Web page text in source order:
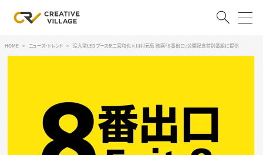
クリエイター求人を探す
HOME ニュース・トレンド 没入型LEDブースを二宮和也×川村元気 映画『８番出口』公開記念特別番組に提供